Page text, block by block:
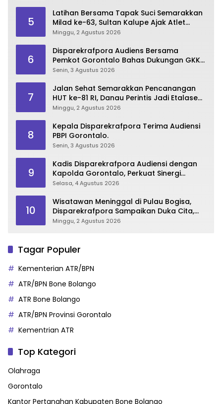
5
Latihan Bersama Tapak Suci Semarakkan
Milad ke-63, Sultan Kalupe Ajak Atlet
Lestarikan Budaya Bela Diri
Minggu, 2 Agustus 2026
6
Disparekrafpora Audiens Bersama
Pemkot Gorontalo Bahas Dukungan GKK
2026
Senin, 3 Agustus 2026
7
Jalan Sehat Semarakkan Pencanangan
HUT ke-81 RI, Danau Perintis Jadi Etalase
Wisata Gorontalo
Minggu, 2 Agustus 2026
8
Kepala Disparekrafpora Terima Audiensi
PBPI Gorontalo.
Senin, 3 Agustus 2026
9
Kadis Disparekrafpora Audiensi dengan
Kapolda Gorontalo, Perkuat Sinergi
Sukseskan Gorontalo Karnaval Karawo
Selasa, 4 Agustus 2026
10
Wisatawan Meninggal di Pulau Bogisa,
Disparekrafpora Sampaikan Duka Cita,
Imbau Utamakan Keselamatan
Minggu, 2 Agustus 2026
Tagar Populer
Kementerian ATR/BPN
ATR/BPN Bone Bolango
ATR Bone Bolango
ATR/BPN Provinsi Gorontalo
Kementrian ATR
Top Kategori
Olahraga
Gorontalo
Kantor Pertanahan Kabupaten Bone Bolango